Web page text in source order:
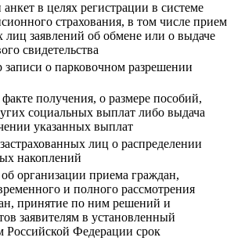
в целях регистрации в системе
страхования, в том числе прием
лиц заявлений об обмене или о выдаче
свидетельства
записи о парковочном разрешении
получения, о размере пособий,
социальных выплат либо выдача
указанных выплат
лиц о распределении
накоплений
организации приема граждан,
и полного рассмотрения
принятие по ним решений и
заявителям в установленный
Российской Федерации срок